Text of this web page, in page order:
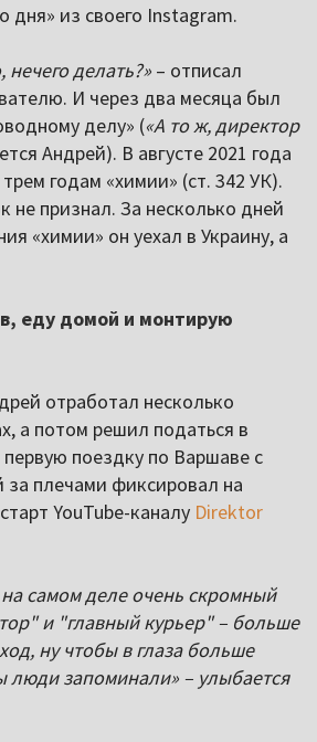
дня» из своего Instagram.
нечего делать?» – отписал
И через два месяца был
делу» («А то ж, директор
Андрей). В августе 2021 года
трем годам «химии» (ст. 342 УК).
не признал. За несколько дней
«химии» он уехал в Украину, а
еду домой и монтирую
отработал несколько
а потом решил податься в
поездку по Варшаве с
за плечами фиксировал на
YouTube-каналу Direktor
самом деле очень скромный
и "главный курьер" – больше
ну чтобы в глаза больше
люди запоминали» – улыбается